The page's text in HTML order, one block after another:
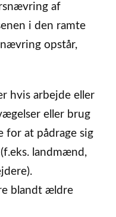
af
i den ramte
opstår,
hvis arbejde eller
eller brug
for at pådrage sig
landmænd,
blandt ældre